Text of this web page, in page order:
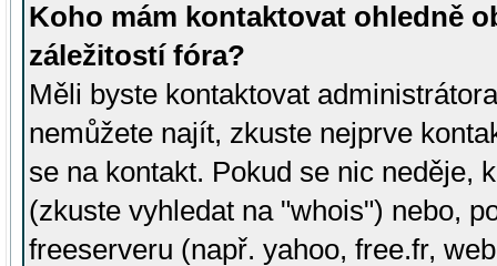
Koho mám kontaktovat ohledně
záležitostí fóra?
Měli byste kontaktovat
nemůžete najít, zkuste nejprve
se na kontakt. Pokud se nic neděje,
(zkuste vyhledat na "whois") nebo,
freeserveru (např. yahoo, free.fr,